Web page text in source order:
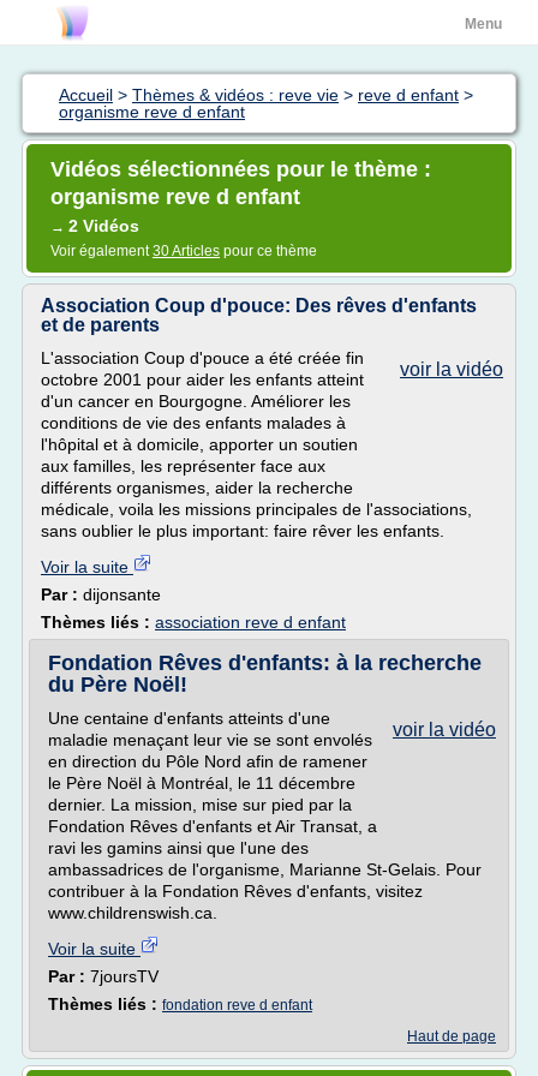
Menu
Accueil > Thèmes & vidéos : reve vie > reve d enfant >
organisme reve d enfant
Vidéos sélectionnées pour le thème :
organisme reve d enfant
→ 2 Vidéos
Voir également30 Articles pour ce thème
Association Coup d'pouce: Des rêves d'enfants
et de parents
voir la vidéo
L'association Coup d'pouce a été créée fin
octobre 2001 pour aider les enfants atteint
d'un cancer en Bourgogne. Améliorer les
conditions de vie des enfants malades à
l'hôpital et à domicile, apporter un soutien
aux familles, les représenter face aux
différents organismes, aider la recherche
médicale, voila les missions principales de l'associations,
sans oublier le plus important: faire rêver les enfants.
Voir la suite
Par : dijonsante
Thèmes liés : association reve d enfant
Fondation Rêves d'enfants: à la recherche
du Père Noël!
voir la vidéo
Une centaine d'enfants atteints d'une
maladie menaçant leur vie se sont envolés
en direction du Pôle Nord afin de ramener
le Père Noël à Montréal, le 11 décembre
dernier. La mission, mise sur pied par la
Fondation Rêves d'enfants et Air Transat, a
ravi les gamins ainsi que l'une des
ambassadrices de l'organisme, Marianne St-Gelais. Pour
contribuer à la Fondation Rêves d'enfants, visitez
www.childrenswish.ca.
Voir la suite
Par : 7joursTV
Thèmes liés : fondation reve d enfant
Haut de page